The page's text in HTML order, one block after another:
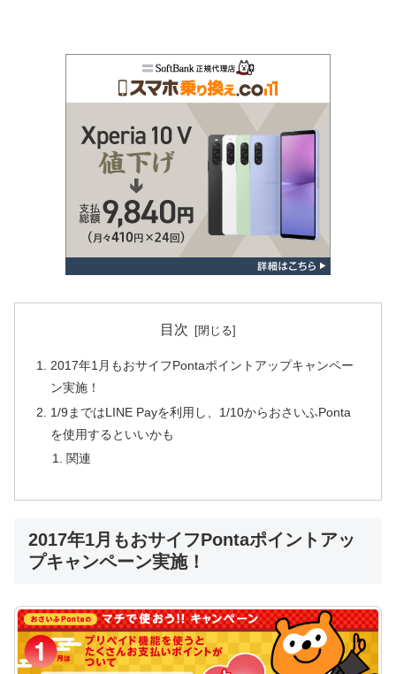
目次
2017年1月もおサイフPontaポイントアップキャンペー
ン実施！
1/9まではLINE Payを利用し、1/10からおさいふPonta
を使用するといいかも
関連
2017年1月もおサイフPontaポイントアッ
プキャンペーン実施！